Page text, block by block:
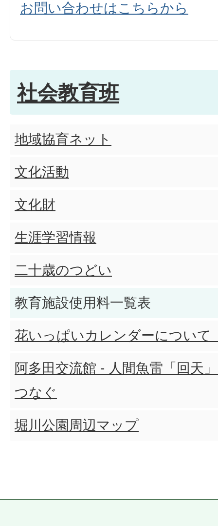
お問い合わせはこちらから
社会教育班
地域協育ネット
文化活動
文化財
生涯学習情報
二十歳のつどい
教育施設使用料一覧表
花いっぱいカレンダーについて
阿多田交流館 - 人間魚雷「回天
つなぐ
堀川公園周辺マップ